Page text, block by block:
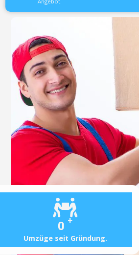
0 +
Umzüge seit Gründung.